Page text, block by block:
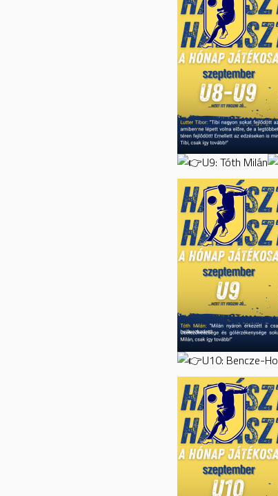
U9: Tóth Milán
U10: Bencze-